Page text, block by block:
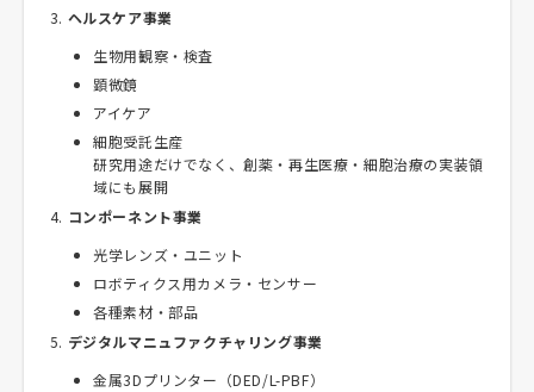
ヘルスケア事業
生物用観察・検査
顕微鏡
アイケア
細胞受託生産
研究用途だけでなく、創薬・再生医療・細胞治療の実装領
域にも展開
コンポーネント事業
光学レンズ・ユニット
ロボティクス用カメラ・センサー
各種素材・部品
デジタルマニュファクチャリング事業
金属3Dプリンター（DED/L-PBF）